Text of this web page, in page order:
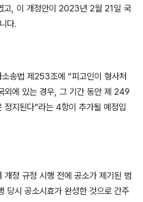
고 이 개정안이 2023년 2월 21일 국
다.
송법 제 253조에 “피고인이 형사처
외에 있는 경우, 그 기간 동안 제 249
정지된다”라는 4항이 추가될 예정입
개정 규정 시행 전에 공소가 제기된 범
당시 공소시효가 완성한 것으로 간주